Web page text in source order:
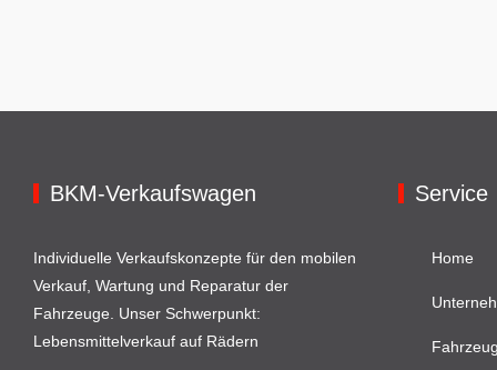
BKM-Verkaufswagen
Individuelle Verkaufskonzepte für den mobilen
Verkauf, Wartung und Reparatur der
Fahrzeuge. Unser Schwerpunkt:
Lebensmittelverkauf auf Rädern
Service
Home